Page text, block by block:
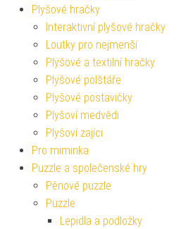
Plyšové hračky
Interaktivní plyšové hračky
Loutky pro nejmenší
Plyšové a textilní hračky
Plyšové polštáře
Plyšové postavičky
Plyšoví medvědi
Plyšoví zajíci
Pro miminka
Puzzle a společenské hry
Pěnové puzzle
Puzzle
Lepidla a podložky